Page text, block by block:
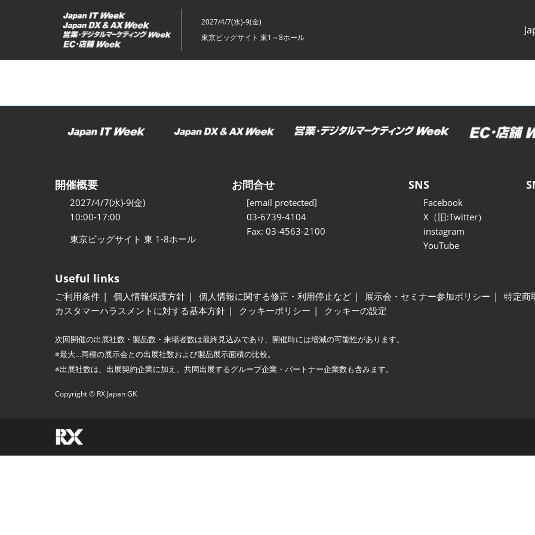
ッ
2027/4/7(水)-9(金)
東京ビッグサイト 東1～8ホール
開催概要
2027/4/7(水)-9(金)
10:00-17:00
東京ビッグサイト 東 1-8ホール
お問合せ
[email protected]
03-6739-4104
Fax: 03-4563-2100
SNS
Facebook
X（旧:Twitter）
instagram
YouTube
Useful links
ご利用条件 個人情報保護方針 個人情報に関する修正・利用停止など 展示会・セミナー参加ポリシー
特定商
カスタマーハラスメントに対する基本方針
クッキーポリシー クッキーの設定
次回開催の出展社数・製品数・来場者数は最終見込みであり、開催時には増減の可能性があります。
※最大…同種の展示会との出展社数および製品展示面積の比較。
※出展社数は、出展契約企業に加え、共同出展するグループ企業・パートナー企業数も含みます。
Copyright © RX Japan GK